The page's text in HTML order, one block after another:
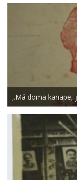
„Má doma kanape,